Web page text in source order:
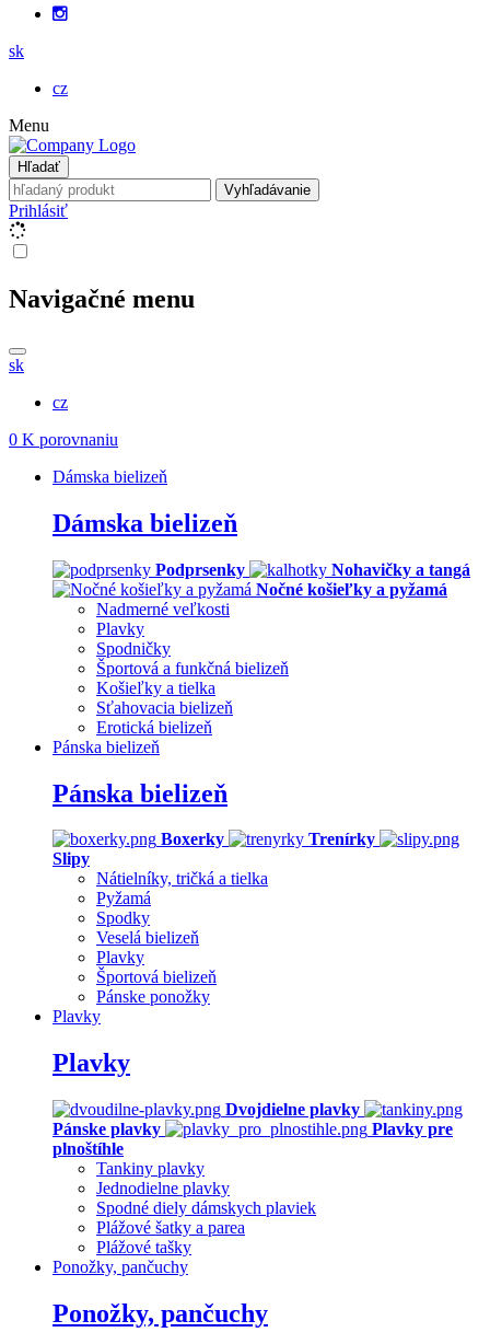
sk
cz
Menu
Hľadať
Vyhľadávanie
Prihlásiť
Navigačné menu
sk
cz
0 K porovnaniu
Dámska bielizeň
Dámska bielizeň
Podprsenky
Nohavičky a tangá
Nočné košieľky a pyžamá
Nadmerné veľkosti
Plavky
Spodničky
Športová a funkčná bielizeň
Košieľky a tielka
Sťahovacia bielizeň
Erotická bielizeň
Pánska bielizeň
Pánska bielizeň
Boxerky
Trenírky
Slipy
Nátielníky, tričká a tielka
Pyžamá
Spodky
Veselá bielizeň
Plavky
Športová bielizeň
Pánske ponožky
Plavky
Plavky
Dvojdielne plavky
Pánske plavky
Plavky pre
plnoštíhle
Tankiny plavky
Jednodielne plavky
Spodné diely dámskych plaviek
Plážové šatky a parea
Plážové tašky
Ponožky, pančuchy
Ponožky, pančuchy